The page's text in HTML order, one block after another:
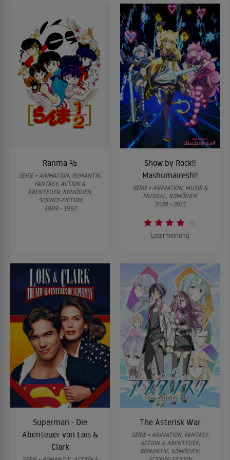
10
In der Vorweihnachtszeit sollen die Herzen
höher schlagen!
Weihnachten steht vor der Tür und für Uzaki ist eines glasklar:
Sakurai wird sie zu Weihnachten auf ein Date einladen.
Bestimmt wird er sie bald fragen, nur wann wird es so weit sein?
Oder wird er sich gar nicht mehr bis Weihnachten gedulden
können?
ALLES ZEIGEN ↓
Ranma ½
SERIE • ANIMATION, ROMANTIK,
FANTASY, ACTION &
ABENTEUER, KOMÖDIEN,
SCIENCE-FICTION
1989 - 1992
Show by Rock!!
Mashumairesh!!
SERIE • ANIMATION, MUSIK &
MUSICAL, KOMÖDIEN
2020 - 2021
Lesermeinung
Superman - Die
Abenteuer von Lois &
Clark
The Asterisk War
SERIE • ANIMATION, FANTASY,
ACTION & ABENTEUER,
ROMANTIK, KOMÖDIEN,